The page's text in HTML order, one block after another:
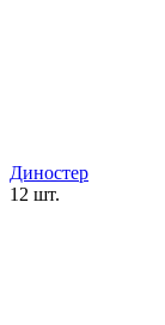
Диностер
12 шт.